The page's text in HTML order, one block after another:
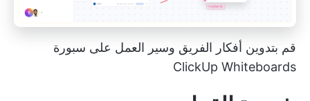
قم بتدوين أفكار الفريق وسير العمل على سبورة
ClickUp Whiteboards